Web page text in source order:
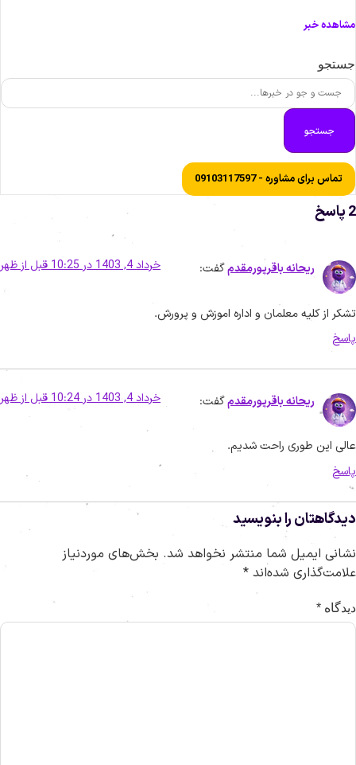
خبر
جستجو
تماس برای مشاوره - 09103117597
ریحانه باقرپورمقدمگفت: خرداد 4, 1403 در 10:25 قبل از ظهر
از کلیه معلمان و اداره اموزش و پرورش.
ریحانه باقرپورمقدمگفت: خرداد 4, 1403 در 10:24 قبل از ظهر
این طوری راحت شدیم.
را بنویسید
ایمیل شما منتشر نخواهد شد. بخش‌های موردنیاز
شده‌اند *
*